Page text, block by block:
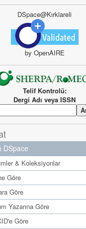
DSpace@Kırklareli
by OpenAIRE
Telif Kontrolü:
Dergi Adı veya ISSN
DSpace
& Koleksiyonlar
Göre
Göre
Yazarına Göre
Göre